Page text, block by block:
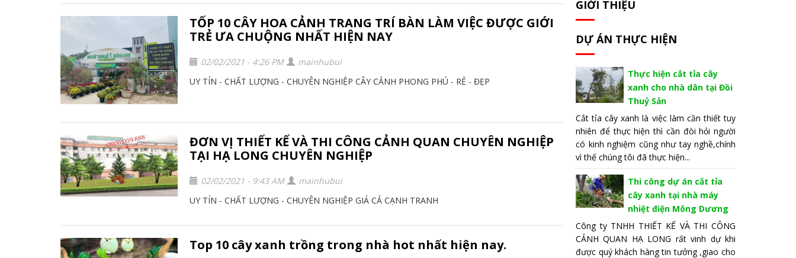
TỐP 10 CÂY HOA CẢNH TRANG TRÍ BÀN LÀM VIỆC ĐƯỢC GIỚI
TRẺ ƯA CHUỘNG NHẤT HIỆN NAY
02/02/2021 - 4:26 PM
mainhubui
UY TÍN - CHẤT LƯỢNG - CHUYÊN NGHIỆP CÂY CẢNH PHONG PHÚ - RẺ - ĐẸP
ĐƠN VỊ THIẾT KẾ VÀ THI CÔNG CẢNH QUAN CHUYÊN NGHIỆP
TẠI HẠ LONG CHUYÊN NGHIỆP
02/02/2021 - 9:43 AM
mainhubui
UY TÍN - CHẤT LƯỢNG - CHUYÊN NGHIỆP GIÁ CẢ CẠNH TRANH
Top 10 cây xanh trồng trong nhà hot nhất hiện nay.
GIỚI THIỆU
DỰ ÁN THỰC HIỆN
Thực hiện cắt tỉa cây
xanh cho nhà dân tại Đồi
Thuỷ Sản
Cắt tỉa cây xanh là việc làm cần thiết tuy
nhiên để thực hiện thì cần đòi hỏi người
có kinh nghiệm cũng như tay nghề,chính
vì thế chúng tôi đã thực hiện...
Thi công dự án cắt tỉa
cây xanh tại nhà máy
nhiệt điện Mông Dương
Công ty TNHH THIẾT KẾ VÀ THI CÔNG
CẢNH QUAN HẠ LONG rất vinh dự khi
được quý khách hàng tin tưởng ,giao cho